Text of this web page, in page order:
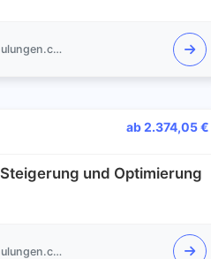
New Elements GmbH / IT-Schulungen.com
ab 2.374,05 €
und Optimierung
New Elements GmbH / IT-Schulungen.com